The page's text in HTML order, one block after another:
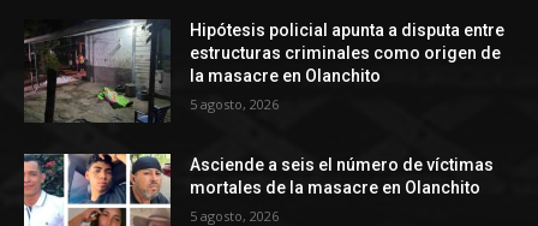
Hipótesis policial apunta a disputa entre
estructuras criminales como origen de
la masacre en Olanchito
5 agosto, 2026
Asciende a seis el número de víctimas
mortales de la masacre en Olanchito
5 agosto, 2026